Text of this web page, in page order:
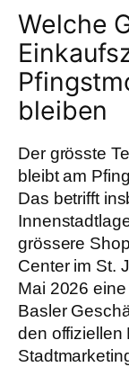
Welche
bleiben
Der grösste
bleibt am
Das betrifft
grössere
Center im St.
Mai 2026
Basler
den offiziellen